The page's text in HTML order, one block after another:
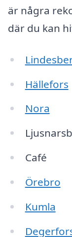
är några
där du kan
Hällefors
Nora
Café
Örebro
Kumla